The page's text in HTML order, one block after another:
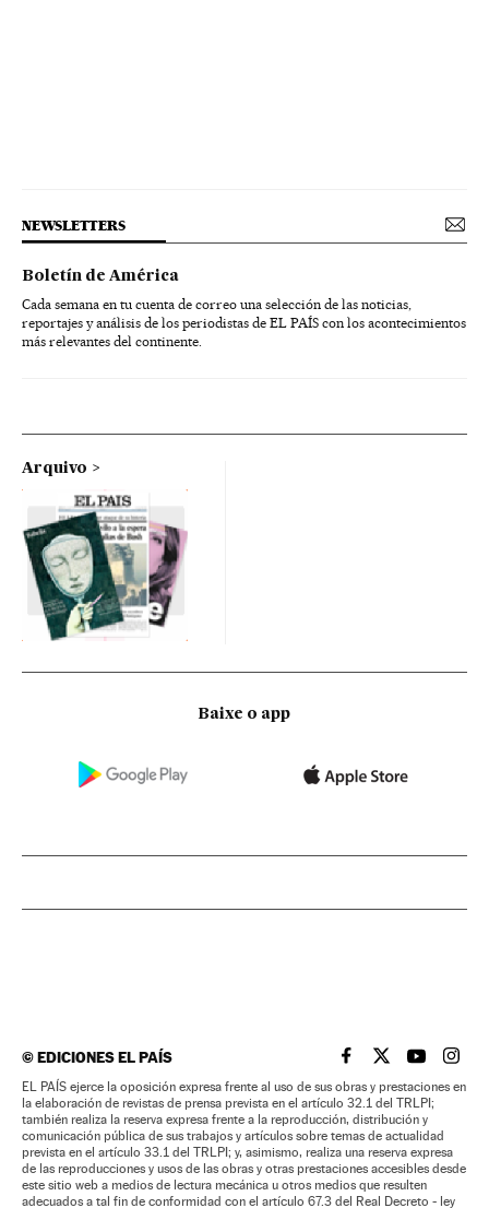
NEWSLETTERS
Boletín de América
Cada semana en tu cuenta de correo una selección de las noticias,
reportajes y análisis de los periodistas de EL PAÍS con los acontecimientos
más relevantes del continente.
Arquivo
Baixe o app
©EDICIONES EL PAÍS EL PAÍS BRASIL EN
EL PAÍSEL PAÍS
EL
EL PAÍS ejerce la oposición expresa frente al uso de sus obras y prestaciones en
la elaboración de revistas de prensa prevista en el artículo 32.1 del TRLPI;
también realiza la reserva expresa frente a la reproducción, distribución y
comunicación pública de sus trabajos y artículos sobre temas de actualidad
prevista en el artículo 33.1 del TRLPI; y, asimismo, realiza una reserva expresa
de las reproducciones y usos de las obras y otras prestaciones accesibles desde
este sitio web a medios de lectura mecánica u otros medios que resulten
adecuados a tal fin de conformidad con el artículo 67.3 del Real Decreto - ley